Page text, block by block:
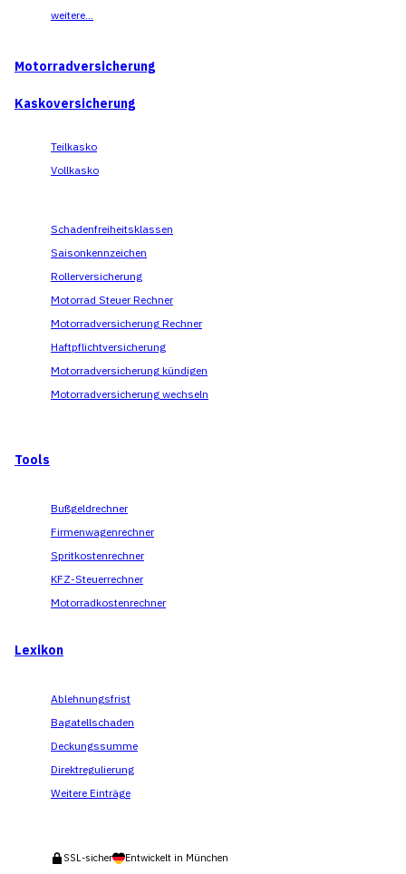
weitere...
Motorradversicherung
Kaskoversicherung
Teilkasko
Vollkasko
Schadenfreiheitsklassen
Saisonkennzeichen
Rollerversicherung
Motorrad Steuer Rechner
Motorradversicherung Rechner
Haftpflichtversicherung
Motorradversicherung kündigen
Motorradversicherung wechseln
Tools
Bußgeldrechner
Firmenwagenrechner
Spritkostenrechner
KFZ-Steuerrechner
Motorradkostenrechner
Lexikon
Ablehnungsfrist
Bagatellschaden
Deckungssumme
Direktregulierung
Weitere Einträge
SSL-sicher Entwickelt in München